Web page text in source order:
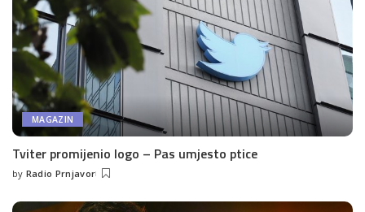
MAGAZIN
Tviter promijenio logo – Pas umjesto ptice
Posted
by Radio Prnjavor